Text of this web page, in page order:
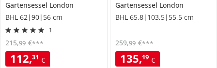
Gartensessel London
BHL 62|90|56 cm
1
112,31 €
215,99 €***
Gartensessel London
BHL 65,8|103,5|55,5 cm
135,19 €
259,99 €***